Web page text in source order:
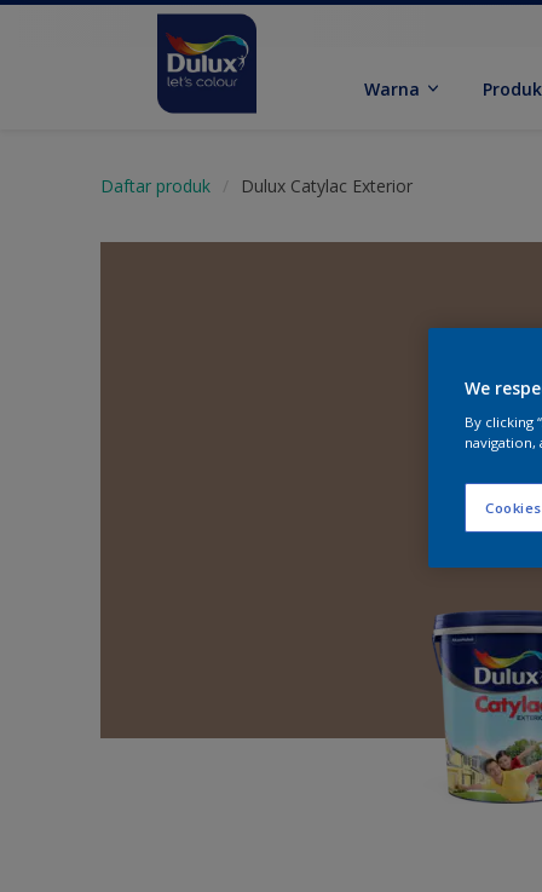
Warna Produk
Daftar produk Dulux Catylac Exterior
We
By clicking
navigation,